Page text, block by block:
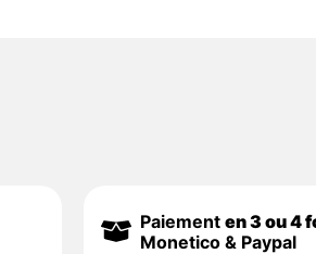
Paiement en 3 ou 4
Monetico & Paypal